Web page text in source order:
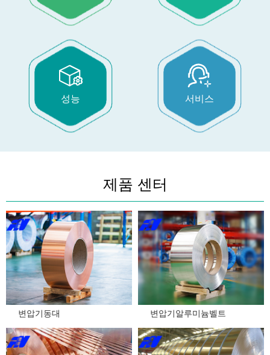
성능 서비스
多年专注铜铝产品
24小时服务热线
0379—60896097
제품 센터
변압기동대 변압기알루미늄벨트